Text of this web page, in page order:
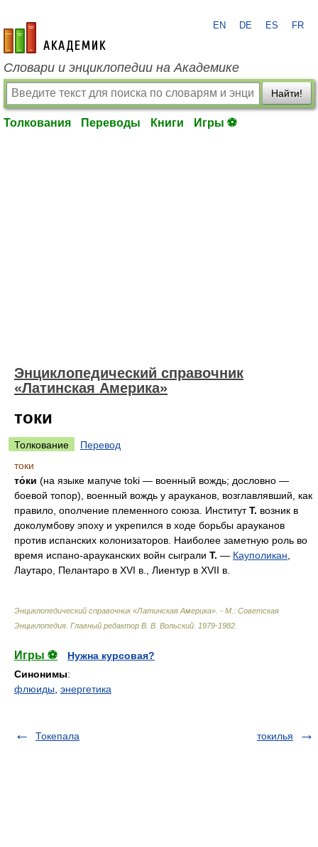
academic.ru
EN DE ES FR
Словари и энциклопедии на Академике
Найти!
Толкования Переводы Книги Игры ⚽
Энциклопедический справочник
«Латинская Америка»
токи
Толкование
Перевод
токи
то́ки (на языке мапуче toki — военный вождь; дословно —
боевой топор), военный вождь у арауканов, возглавлявший, как
правило, ополчение племенного союза. ИнститутТ. возник в
доколумбову эпоху и укрепился в ходе борьбы арауканов
против испанских колонизаторов. Наиболее заметную роль во
время испано-арауканских войн сыграли Т. — Кауполикан
Лаутаро, Пелантаро в XVI в., Лиентур в XVII в.
Энциклопедический справочник «Латинская Америка». - М.: Советская
Энциклопедия Главный редактор В. В. Вольский 1979-1982
Игры ⚽
Нужна курсовая?
Синонимы:
флюиды энергетика
Токепала токилья